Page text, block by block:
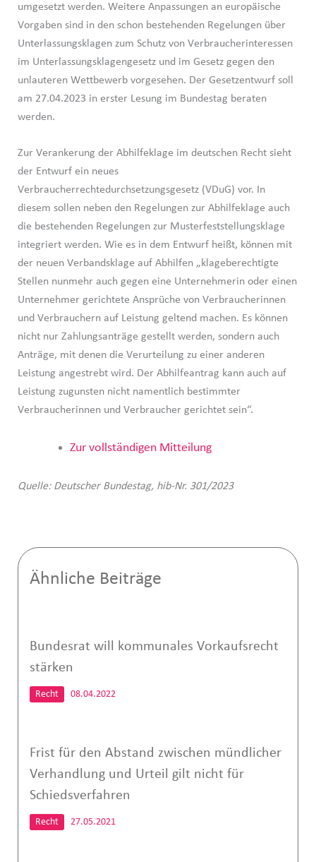
umgesetzt werden. Weitere Anpassungen an europäische
Vorgaben sind in den schon bestehenden Regelungen über
Unterlassungsklagen zum Schutz von Verbraucherinteressen
im Unterlassungsklagengesetz und im Gesetz gegen den
unlauteren Wettbewerb vorgesehen. Der Gesetzentwurf soll
am 27.04.2023 in erster Lesung im Bundestag beraten
werden.
Zur Verankerung der Abhilfeklage im deutschen Recht sieht
der Entwurf ein neues
Verbraucherrechtedurchsetzungsgesetz (VDuG) vor. In
diesem sollen neben den Regelungen zur Abhilfeklage auch
die bestehenden Regelungen zur Musterfeststellungsklage
integriert werden. Wie es in dem Entwurf heißt, können mit
der neuen Verbandsklage auf Abhilfen „klageberechtigte
Stellen nunmehr auch gegen eine Unternehmerin oder einen
Unternehmer gerichtete Ansprüche von Verbraucherinnen
und Verbrauchern auf Leistung geltend machen. Es können
nicht nur Zahlungsanträge gestellt werden, sondern auch
Anträge, mit denen die Verurteilung zu einer anderen
Leistung angestrebt wird. Der Abhilfeantrag kann auch auf
Leistung zugunsten nicht namentlich bestimmter
Verbraucherinnen und Verbraucher gerichtet sein“.
Zur vollständigen Mitteilung
Quelle: Deutscher Bundestag, hib-Nr. 301/2023
Ähnliche Beiträge
Bundesrat will kommunales Vorkaufsrecht
stärken
Recht 08.04.2022
Frist für den Abstand zwischen mündlicher
Verhandlung und Urteil gilt nicht für
Schiedsverfahren
Recht 27.05.2021